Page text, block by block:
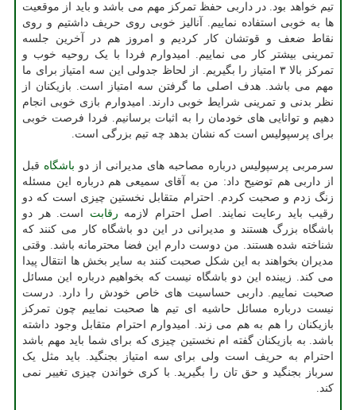
تیم خواهد بود. در داربی حفظ تمرکز مهم می باشد و باید از موقعیت
ها به خوبی استفاده نماییم. آنالیز خوبی روی حریف داشتیم و روی
نقاط ضعف و قوتشان کار کردیم و امروز هم در آخرین جلسه
تمرینی بیشتر کار می نماییم. امیدوارم فردا با یک روحیه خوب و
تمرکز بالا ۳ امتیاز را بگیریم. از لحاظ جدولی این سه امتیاز برای ما
مهم می باشد. هدف اصلی ما گرفتن سه امتیاز است. بازیکنان از
نظر بدنی و تمرینی شرایط خوبی دارند. امیدوارم بازی خوبی انجام
دهیم و توانایی های خودمان را به اثبات برسانیم. فردا فرصت خوبی
برای پرسپولیس است که نشان بدهد چه تیم بزرگی است.
سرمربی پرسپولیس درباره مصاحبه های مدیرانی از دو باشگاه قبل
از داربی هم توضیح داد: من به آقای سمیعی هم درباره این مسئله
زنگ زدم و صحبت کردم. احترام متقابل نخستین چیزی است که دو
رقیب باید رعایت نمایند. اصل احترام لازمه رقابت است. هر دو
باشگاه بزرگ هستند و مدیرانی در این دو باشگاه کار می کنند که
شناخته شده هستند. من دوست دارم این فضا محترمانه باشد. وقتی
مدیران بخواهند به این شکل صحبت کنند به سایر بخش ها انتقال پیدا
می کند. زیبنده این دو باشگاه نیست که بخواهیم درباره این مسائل
صحبت نماییم. داربی حساسیت های خاص خودش را دارد. درست
نیست درباره مسائل حاشیه ای تیم ها صحبت نماییم چون تمرکز
بازیکنان را هم به هم می زند. امیدوارم احترام متقابل وجود داشته
باشد. به بازیکنان گفته ام نخستین چیزی که برای شما باید مهم باشد
احترام به حریف است ولی برای سه امتیاز بجنگید. باید مثل یک
سرباز بجنگید و حق تان را بگیرید. با کری خواندن چیزی تغییر نمی
کند.